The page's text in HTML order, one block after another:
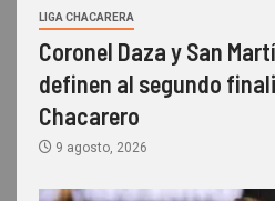
LIGA CHACARERA
Coronel Daza y San
definen al segundo
Chacarero
9 agosto, 2026